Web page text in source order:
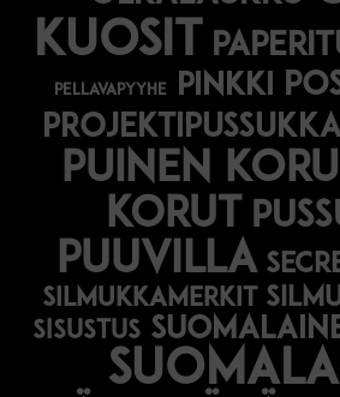
kuosit
pellavapyyhe pinkki
projektipussukka
puinen koru
korut
puuvilla
silmukkamerkit
sisustus